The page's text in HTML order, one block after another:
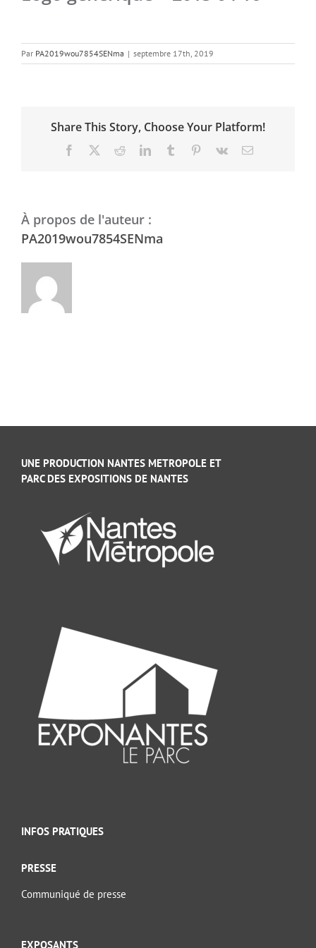
Par PA2019wou7854SENma | septembre 17th, 2019
Share This Story, Choose Your Platform!
Facebook RedditLinkedInTumblr Pinterest
Vk Email
À propos de l'auteur :
PA2019wou7854SENma
UNE PRODUCTION NANTES METROPOLE ET
PARC DES EXPOSITIONS DE NANTES
INFOS PRATIQUES
PRESSE
Communiqué de presse
EXPOSANTS